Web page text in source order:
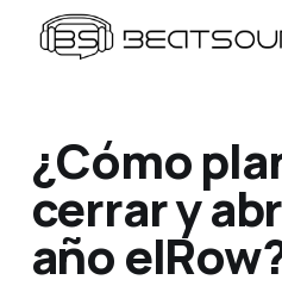
¿Cómo
cerrar y
año